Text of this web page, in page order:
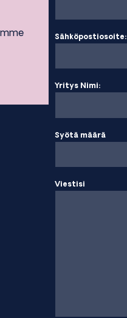
Sähköpostiosoite:
Yritys Nimi:
Syötä määrä
Viestisi